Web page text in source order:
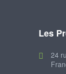
Les
24